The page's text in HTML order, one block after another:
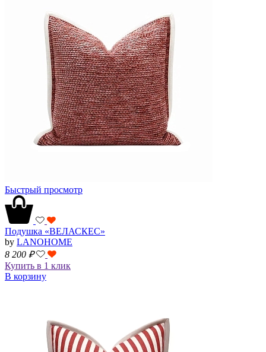
Быстрый просмотр
Подушка «ВЕЛАСКЕС»
by LANOHOME
8 200 ₽
Купить в 1 клик
В корзину